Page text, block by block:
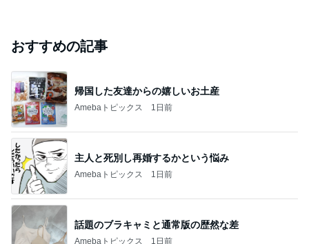
おすすめの記事
帰国した友達からの嬉しいお土産
Amebaトピックス 1日前
主人と死別し再婚するかという悩み
Amebaトピックス 1日前
話題のブラキャミと通常版の歴然な差
Amebaトピックス 1日前